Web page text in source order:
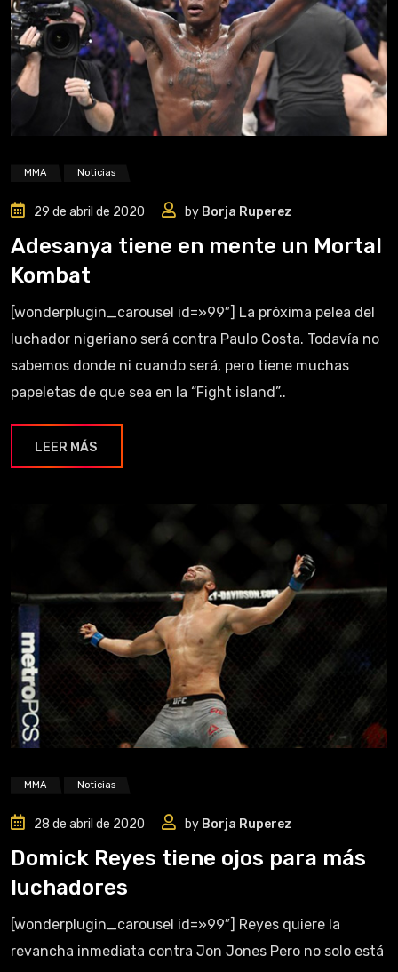
MMA Noticias
29 de abril de 2020 by Borja Ruperez
Adesanya tiene en mente un Mortal
Kombat
[wonderplugin_carousel id=»99″] La próxima pelea del
luchador nigeriano será contra Paulo Costa. Todavía no
sabemos donde ni cuando será, pero tiene muchas
papeletas de que sea en la “Fight island”..
LEER MÁS
MMA Noticias
28 de abril de 2020 by Borja Ruperez
Domick Reyes tiene ojos para más
luchadores
[wonderplugin_carousel id=»99″] Reyes quiere la
revancha inmediata contra Jon Jones Pero no solo está